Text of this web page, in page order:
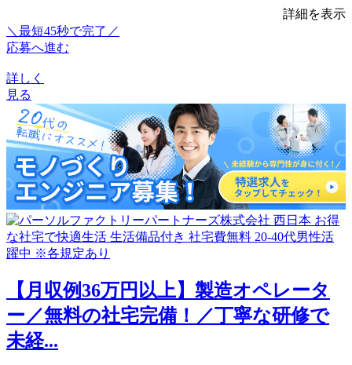
詳細を表示
＼最短45秒で完了／
応募へ進む
詳しく
見る
【月収例36万円以上】製造オペレータ
ー／無料の社宅完備！／丁寧な研修で
未経...